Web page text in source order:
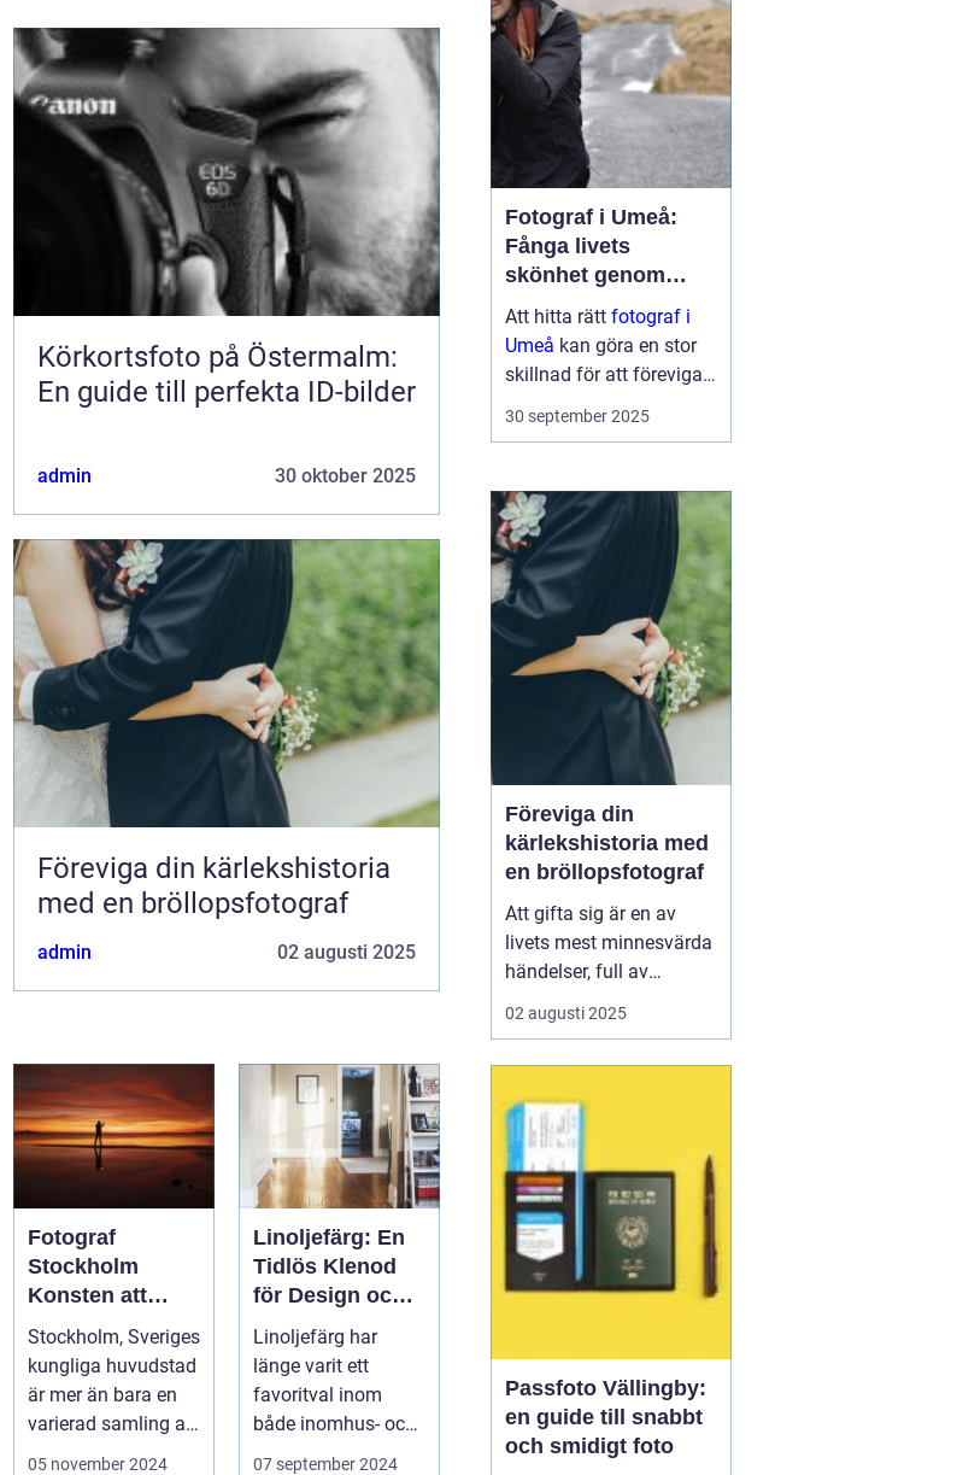
Körkortsfoto på Östermalm:
En guide till perfekta ID-bilder
admin 30 oktober 2025
Föreviga din kärlekshistoria
med en bröllopsfotograf
admin 02 augusti 2025
Fotograf
Stockholm
Konsten att
Fånga
Ögonblick i
Huvudstaden
Stockholm, Sveriges
kungliga huvudstad
är mer än bara en
varierad samling av
pittoreska &o...
05 november 2024
Linoljefärg: En
Tidlös Klenod
för Design och
Hållbarhet
Linoljefärg har
länge varit ett
favoritval inom
både inomhus- och
utomhusmåler...
07 september 2024
Fotograf i Umeå:
Fånga livets
skönhet genom
linsen
Att hitta rätt fotograf i
Umeå kan göra en stor
skillnad för att föreviga
minnesvärda ögonblick i
ditt liv. En engagerad
fånga de stunder so...
30 september 2025
Föreviga din
kärlekshistoria med
en bröllopsfotograf
Att gifta sig är en av
livets mest minnesvärda
händelser, full av
känslomässiga
ögonblick och detaljer
planerade dagen
oförutsägbara. Här
kommer bröllopsfo...
02 augusti 2025
Passfoto Vällingby:
en guide till snabbt
och smidigt foto